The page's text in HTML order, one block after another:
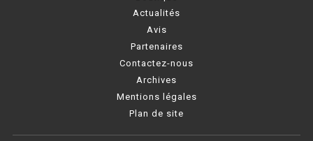
BAIN MARIE 700 ÉLECTRIQUE
Actualités
Avis
Partenaires
Contactez-nous
Archives
Mentions légales
Plan de site